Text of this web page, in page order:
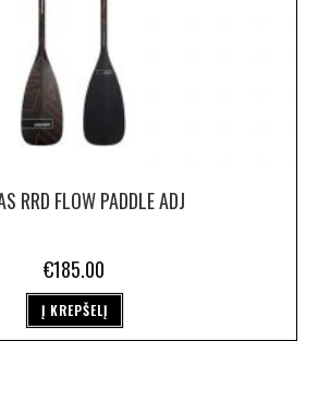
RRD FLOW PADDLE ADJ
€185.00
Į KREPŠELĮ